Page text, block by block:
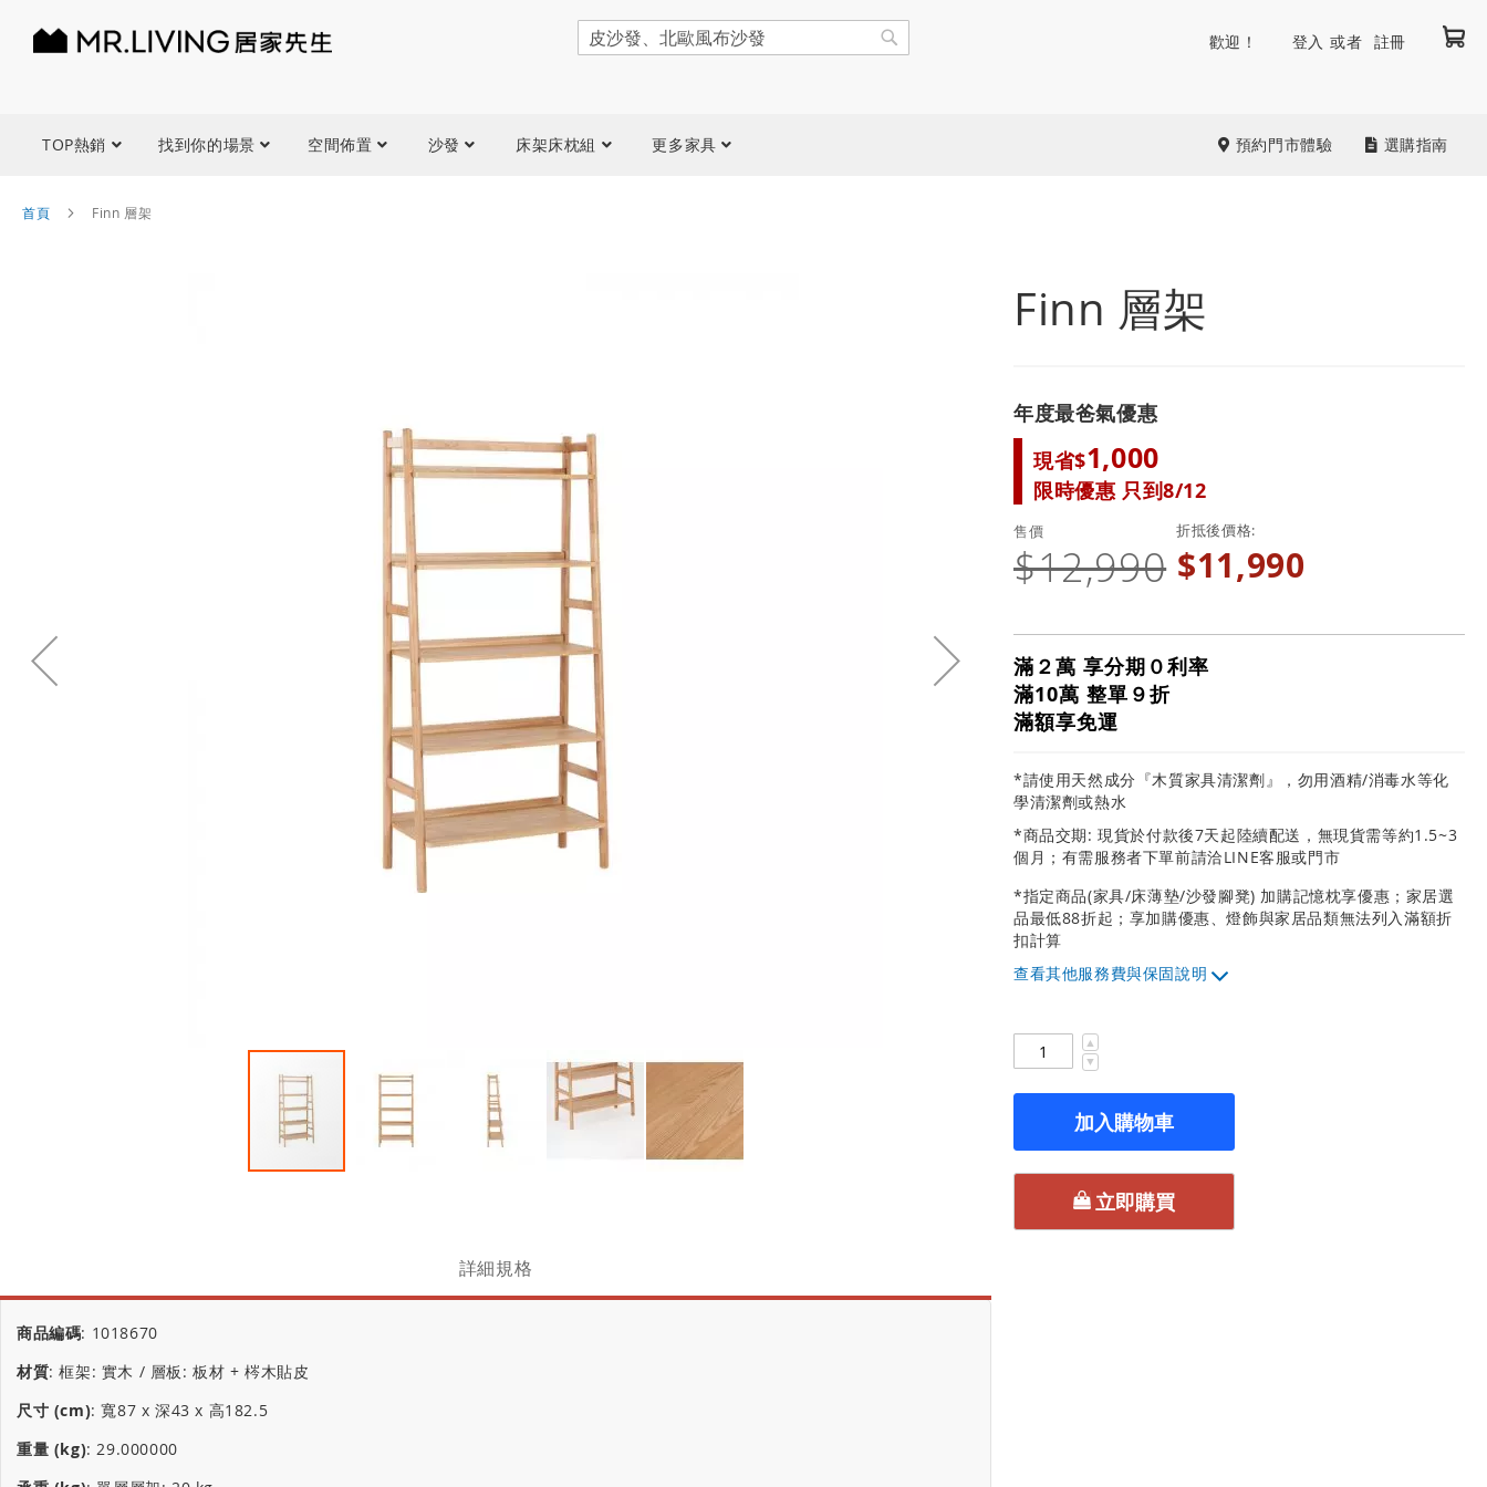
我
搜
尋
歡迎！ 登入 註冊
TOP熱銷 找到你的場景 空間佈置 沙發 床架床枕組 更多家具 預約門市體驗 選購指南
首頁 Finn 層架
像
庫
Finn 層架
年度最爸氣優惠
現省$1,000
限時優惠 只到8/12
折抵後價格
$11,990
售價
$12,990
滿２萬 享分期０利率
滿10萬 整單９折
滿額享免運
*請使用天然成分『木質家具清潔劑』，勿用酒精/消毒水等化
學清潔劑或熱水
*商品交期: 現貨於付款後7天起陸續配送，無現貨需等約1.5~3
個月；有需服務者下單前請洽LINE客服或門市
*指定商品(家具/床薄墊/沙發腳凳) 加購記憶枕享優惠；家居選
品最低88折起；享加購優惠、燈飾與家居品類無法列入滿額折
扣計算
其他服務費與保固說明
▲
▼
加入購物車
立即購買
詳細規格
商品編碼: 1018670
材質:框架: 實木 / 層板: 板材 + 梣木貼皮
尺寸 (cm):寬87 x 深43 x 高182.5
重量 (kg):29.000000